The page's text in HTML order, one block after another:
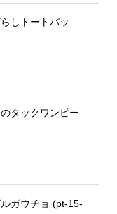
しトートバッ
タックワンピー
ガウチョ (pt-15-